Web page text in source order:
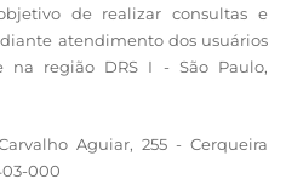
de realizar consultas e
atendimento dos usuários
na região DRS I - São Paulo,
Aguiar, 255 - Cerqueira
000